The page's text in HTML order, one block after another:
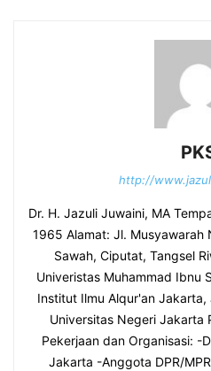
http://
Dr. H. Jazuli Juwaini, MA
1965 Alamat: Jl. Musyawarah
Sawah, Ciputat, Tangsel
Univeristas Muhammad Ibnu
Institut Ilmu Alqur'an
Universitas Negeri Jakarta
Pekerjaan dan Organisasi: -
Jakarta -Anggota DPR/